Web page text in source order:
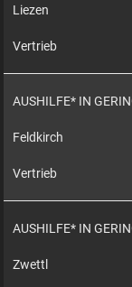
Liezen
Vertrieb
AUSHILFE* IN
Feldkirch
Vertrieb
AUSHILFE* IN
Zwettl